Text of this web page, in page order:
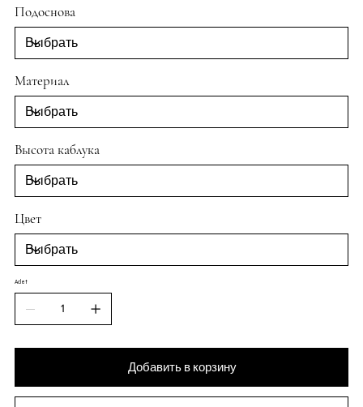
Подоснова
Материал
Высота каблука
Цвет
Adet
Добавить в корзину